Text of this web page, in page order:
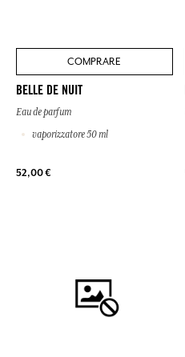
COMPRARE
BELLE DE NUIT
Eau de parfum
vaporizzatore 50 ml
52,00 €